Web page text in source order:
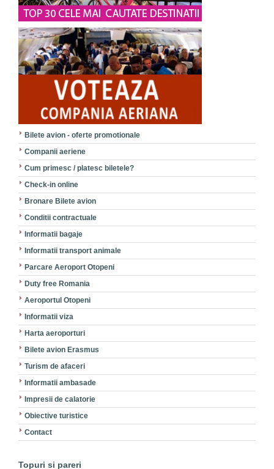
Bilete avion - oferte promotionale
Companii aeriene
Cum primesc / platesc biletele?
Check-in online
Bronare Bilete avion
Conditii contractuale
Informatii bagaje
Informatii transport animale
Parcare Aeroport Otopeni
Duty free Romania
Aeroportul Otopeni
Informatii viza
Harta aeroporturi
Bilete avion Erasmus
Turism de afaceri
Informatii ambasade
Impresii de calatorie
Obiective turistice
Contact
Topuri si pareri